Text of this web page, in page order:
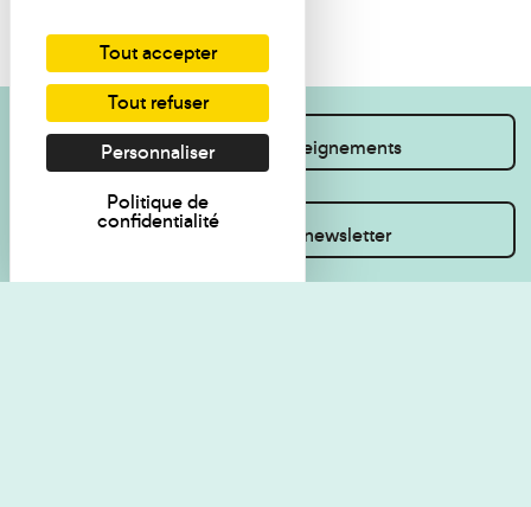
Je souhaite des renseignements
Inscrivez-vous à la newsletter
Tout accepter
Tout refuser
Personnaliser
Politique de
confidentialité